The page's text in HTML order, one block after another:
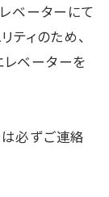
ベーターにて
ティのため、
ベーターを
必ずご連絡